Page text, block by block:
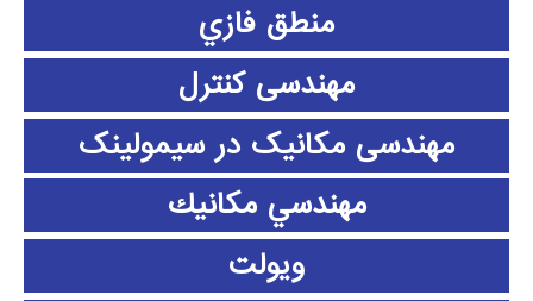
منطق فازي
مهندسی کنترل
مهندسی مکانیک در سیمولینک
مهندسي مكانيك
ویولت